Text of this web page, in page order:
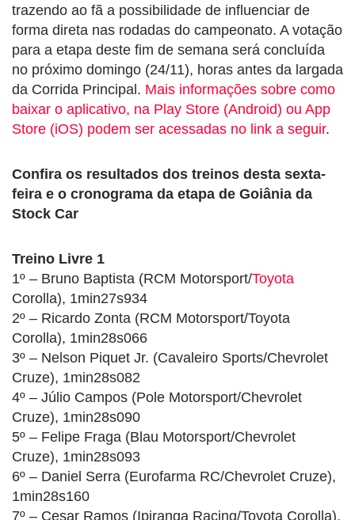
trazendo ao fã a possibilidade de influenciar de
forma direta nas rodadas do campeonato. A votação
para a etapa deste fim de semana será concluída
no próximo domingo (24/11), horas antes da largada
da Corrida Principal. Mais informações sobre como
baixar o aplicativo, na Play Store (Android) ou App
Store (iOS) podem ser acessadas no link a seguir.
Confira os resultados dos treinos desta sexta-
feira e o cronograma da etapa de Goiânia da
Stock Car
Treino Livre 1
1º – Bruno Baptista (RCM Motorsport/Toyota
Corolla), 1min27s934
2º – Ricardo Zonta (RCM Motorsport/Toyota
Corolla), 1min28s066
3º – Nelson Piquet Jr. (Cavaleiro Sports/Chevrolet
Cruze), 1min28s082
4º – Júlio Campos (Pole Motorsport/Chevrolet
Cruze), 1min28s090
5º – Felipe Fraga (Blau Motorsport/Chevrolet
Cruze), 1min28s093
6º – Daniel Serra (Eurofarma RC/Chevrolet Cruze),
1min28s160
7º – Cesar Ramos (Ipiranga Racing/Toyota Corolla),